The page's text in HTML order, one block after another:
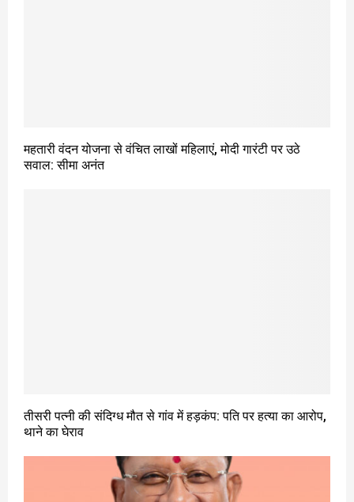
महतारी वंदन योजना से वंचित लाखों महिलाएं, मोदी गारंटी पर उठे
सवाल: सीमा अनंत
तीसरी पत्नी की संदिग्ध मौत से गांव में हड़कंप: पति पर हत्या का आरोप,
थाने का घेराव